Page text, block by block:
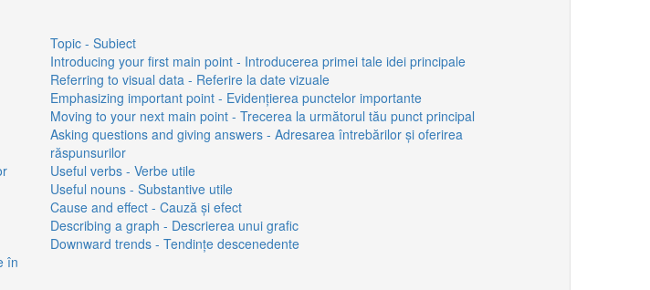
Topic - Subiect
Introducing your first main point - Introducerea primei tale idei principale
Referring to visual data - Referire la date vizuale
Emphasizing important point - Evidențierea punctelor importante
Moving to your next main point - Trecerea la următorul tău punct principal
Asking questions and giving answers - Adresarea întrebărilor și oferirea
răspunsurilor
Useful verbs - Verbe utile
Useful nouns - Substantive utile
Cause and effect - Cauză și efect
Describing a graph - Descrierea unui grafic
Downward trends - Tendințe descenedente
în